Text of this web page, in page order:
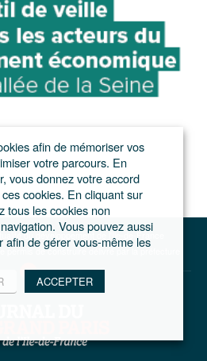
du développement de l'Ile-de-France
permis de construire délivré par la préfecture
afin de mémoriser vos
votre parcours. En
vous donnez votre accord
cookies. En cliquant sur
tous les cookies non
Vous pouvez aussi
afin de gérer vous-même les
ACCEPTER